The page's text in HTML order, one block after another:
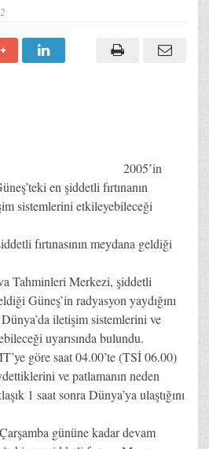
2005’in
en şiddetli fırtınanın
sistemlerini etkileyebileceği
fırtınasının meydana geldiği
Tahminleri Merkezi, şiddetli
Güneş’in radyasyon yaydığını
iletişim sistemlerini ve
uyarısında bulundu.
göre saat 04.00’te (TSİ 06.00)
ve patlamanın neden
1 saat sonra Dünya’ya ulaştığını
gününe kadar devam